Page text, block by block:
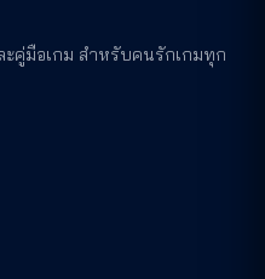
ะคู่มือเกม สำหรับคนรักเกมทุก